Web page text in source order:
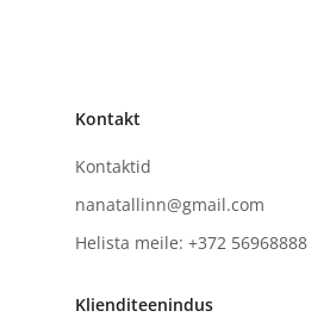
Kontakt
Kontaktid
nanatallinn@gmail.com
Helista meile: +372 56968888
Klienditeenindus